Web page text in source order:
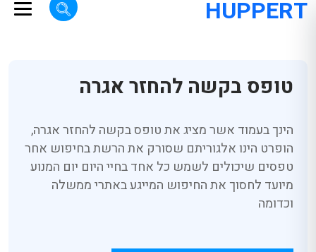
HUPPERT
טופס בקשה להחזר אגרה
הינך בעמוד אשר מציג את טופס בקשה להחזר אגרה,
הופרט הינו אלגוריתם שסורק את הרשת בחיפוש אחר
טפסים שיכולים לשמש כל אחד בחיי היום יום המנוע
מיועד לחסוך את החיפוש המייגע באתרי ממשלה
וכדומה